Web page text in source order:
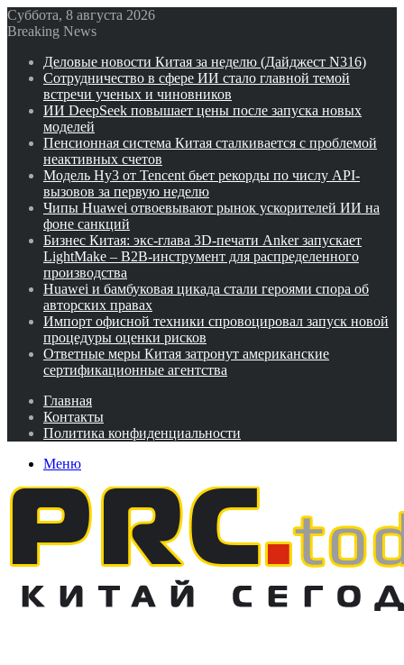
Суббота, 8 августа 2026
Breaking News
Деловые новости Китая за неделю (Дайджест N316)
Сотрудничество в сфере ИИ стало главной темой
встречи ученых и чиновников
ИИ DeepSeek повышает цены после запуска новых
моделей
Пенсионная система Китая сталкивается с проблемой
неактивных счетов
Модель Hy3 от Tencent бьет рекорды по числу API-
вызовов за первую неделю
Чипы Huawei отвоевывают рынок ускорителей ИИ на
фоне санкций
Бизнес Китая: экс-глава 3D-печати Anker запускает
LightMake – B2B-инструмент для распределенного
производства
Huawei и бамбуковая цикада стали героями спора об
авторских правах
Импорт офисной техники спровоцировал запуск новой
процедуры оценки рисков
Ответные меры Китая затронут американские
сертификационные агентства
Главная
Контакты
Политика конфиденциальности
Меню